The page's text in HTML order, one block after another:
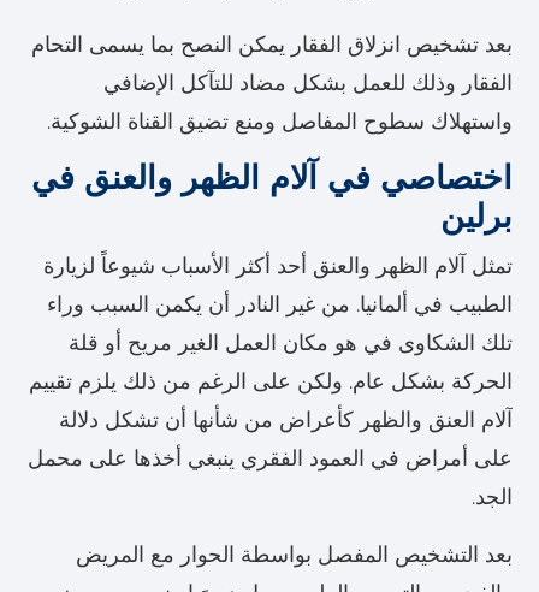
بعد تشخيص انزلاق الفقار يمكن النصح بما يسمى التحام
الفقار وذلك للعمل بشكل مضاد للتآكل الإضافي
واستهلاك سطوح المفاصل ومنع تضيق القناة الشوكية.
اختصاصي في آلام الظهر والعنق في
برلين
تمثل آلام الظهر والعنق أحد أكثر الأسباب شيوعاً لزيارة
الطبيب في ألمانيا. من غير النادر أن يكمن السبب وراء
تلك الشكاوى في هو مكان العمل الغير مريح أو قلة
الحركة بشكل عام. ولكن على الرغم من ذلك يلزم تقييم
آلام العنق والظهر كأعراض من شأنها أن تشكل دلالة
على أمراض في العمود الفقري ينبغي أخذها على محمل
الجد.
بعد التشخيص المفصل بواسطة الحوار مع المريض